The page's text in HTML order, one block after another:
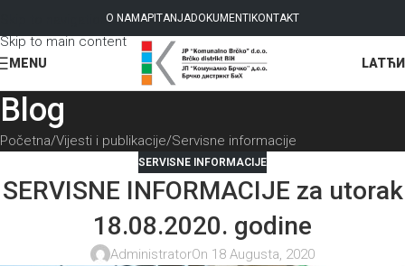
Skip to navigation
Skip to main content
O NAMAPITANJADOKUMENTI KONTAKT
MENU LAT
Blog
Početna Vijesti i publikacije Servisne informacije
SERVISNE INFORMACIJE
SERVISNE INFORMACIJE za utorak
18.08.2020. godine
AdministratorOn 18 Augusta, 2020